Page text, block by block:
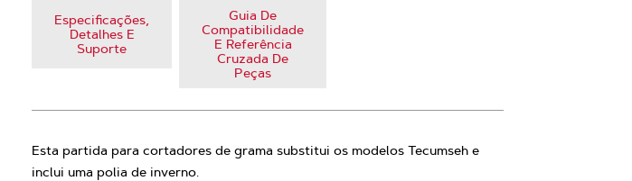
Especificações,
Detalhes E
Suporte
Guia De
Compatibilidade
E Referência
Cruzada De
Peças
Esta partida para cortadores de grama substitui os modelos Tecumseh e
inclui uma polia de inverno.